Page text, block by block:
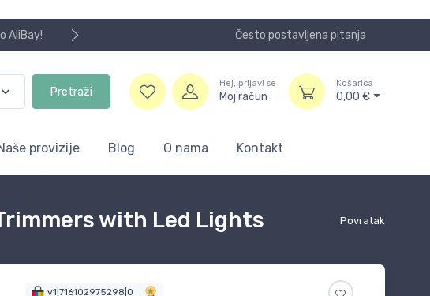
AliBay! Često postavljena pitanja
Pretraži
Hej, prijavi se
Moj račun
Košarica
0,00 €
provizije Blog O nama Kontakt
Povratak
with Led Lights
v1|716102975298|0